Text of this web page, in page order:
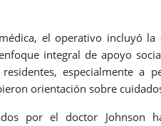
el operativo incluyó
integral de apoyo
especialmente a
orientación sobre
por el doctor Johnson